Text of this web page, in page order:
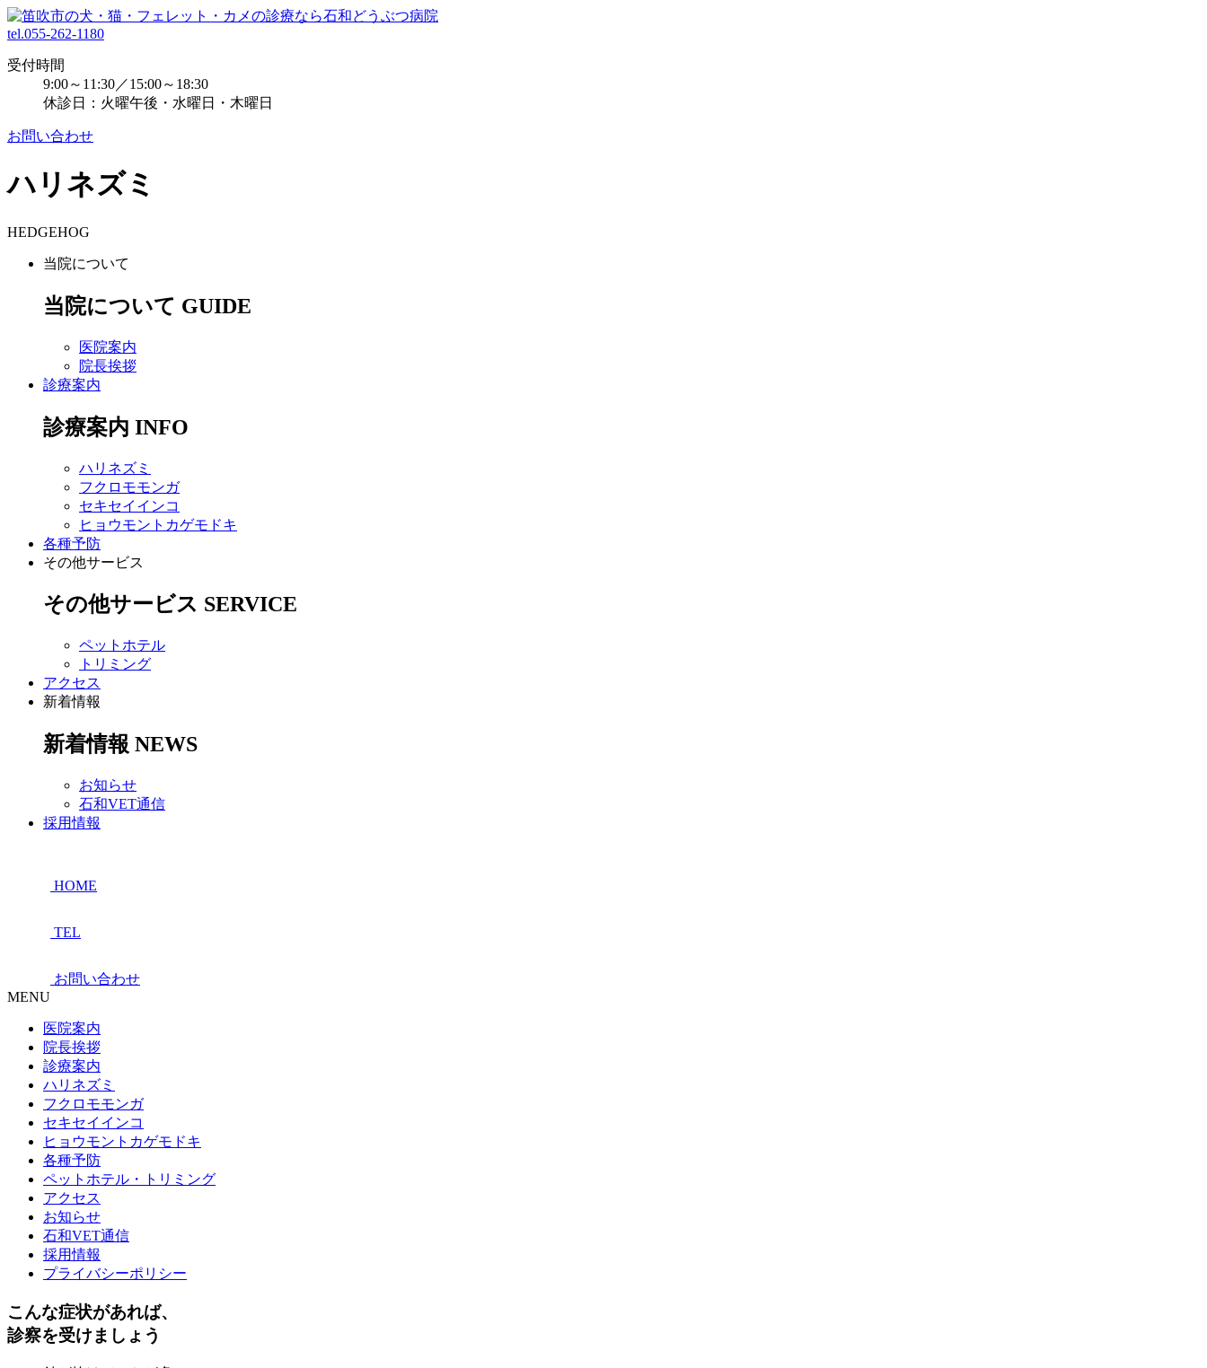
tel.055-262-1180
受付時間
9:00～11:30／15:00～18:30
休診日：火曜午後・水曜日・木曜日
お問い合わせ
ハリネズミ
HEDGEHOG
当院について
当院について GUIDE
医院案内
院長挨拶
診療案内
診療案内 INFO
ハリネズミ
フクロモモンガ
セキセイインコ
ヒョウモントカゲモドキ
各種予防
その他サービス
その他サービス SERVICE
ペットホテル
トリミング
アクセス
新着情報
新着情報 NEWS
お知らせ
石和VET通信
採用情報
HOME
TEL
お問い合わせ
MENU
医院案内
院長挨拶
診療案内
ハリネズミ
フクロモモンガ
セキセイインコ
ヒョウモントカゲモドキ
各種予防
ペットホテル・トリミング
アクセス
お知らせ
石和VET通信
採用情報
プライバシーポリシー
こんな症状があれば、
診察を受けましょう